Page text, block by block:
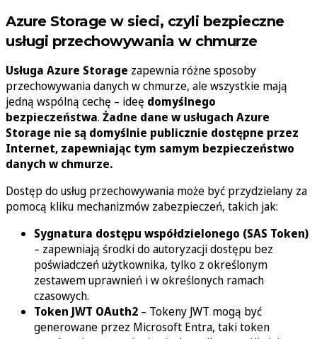
Azure Storage w sieci, czyli bezpieczne
usługi przechowywania w chmurze
Usługa Azure Storage zapewnia różne sposoby
przechowywania danych w chmurze, ale wszystkie mają
jedną wspólną cechę – ideę domyślnego
bezpieczeństwa. Żadne dane w usługach Azure
Storage nie są domyślnie publicznie dostępne przez
Internet, zapewniając tym samym bezpieczeństwo
danych w chmurze.
Dostęp do usług przechowywania może być przydzielany za
pomocą kliku mechanizmów zabezpieczeń, takich jak:
Sygnatura dostępu współdzielonego (SAS Token)
– zapewniają środki do autoryzacji dostępu bez
poświadczeń użytkownika, tylko z określonym
zestawem uprawnień i w określonych ramach
czasowych.
Token JWT OAuth2 – Tokeny JWT mogą być
generowane przez Microsoft Entra, taki token